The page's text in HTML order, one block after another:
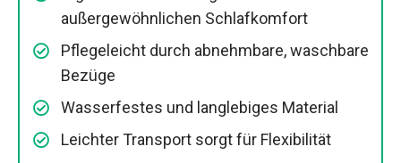
außergewöhnlichen Schlafkomfort
Pflegeleicht durch abnehmbare, waschbare
Bezüge
Wasserfestes und langlebiges Material
Leichter Transport sorgt für Flexibilität